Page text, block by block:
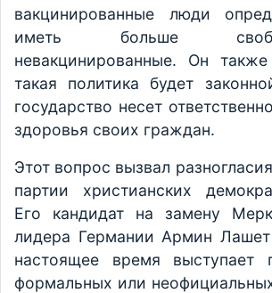
вакцинированные люди
иметь больше
невакцинированные. Он
такая политика будет
государство несет
здоровья своих граждан.
Этот вопрос вызвал
партии христианских
Его кандидат на замену
лидера Германии Армин Лашет
настоящее время выступает
формальных или